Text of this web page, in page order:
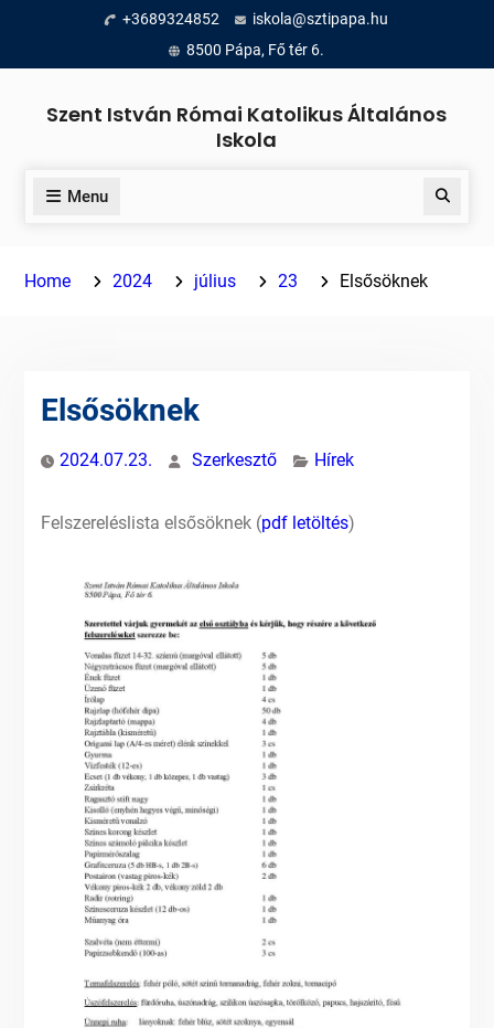
content
+3689324852
iskola@sztipapa.hu
8500 Pápa, Fő tér 6.
Szent István Római Katolikus Általános
Iskola
Menu Search
Home 2024 július 23 Elsősöknek
Elsősöknek
2024.07.23. Szerkesztő Hírek
Felszereléslista elsősöknek (pdf letöltés)